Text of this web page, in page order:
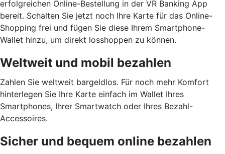
erfolgreichen Online-Bestellung in der VR Banking App
bereit. Schalten Sie jetzt noch Ihre Karte für das Online-
Shopping frei und fügen Sie diese Ihrem Smartphone-
Wallet hinzu, um direkt losshoppen zu können.
Weltweit und mobil bezahlen
Zahlen Sie weltweit bargeldlos. Für noch mehr Komfort
hinterlegen Sie Ihre Karte einfach im Wallet Ihres
Smartphones, Ihrer Smartwatch oder Ihres Bezahl-
Accessoires.
Sicher und bequem online bezahlen